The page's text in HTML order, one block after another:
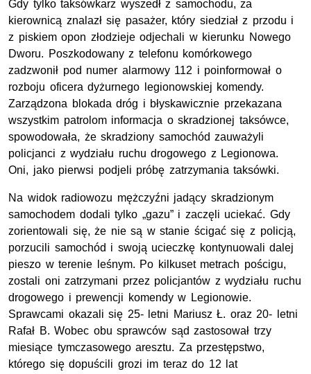
Gdy tylko taksówkarz wyszedł z samochodu, za
kierownicą znalazł się pasażer, który siedział z przodu i
z piskiem opon złodzieje odjechali w kierunku Nowego
Dworu. Poszkodowany z telefonu komórkowego
zadzwonił pod numer alarmowy 112 i poinformował o
rozboju oficera dyżurnego legionowskiej komendy.
Zarządzona blokada dróg i błyskawicznie przekazana
wszystkim patrolom informacja o skradzionej taksówce,
spowodowała, że skradziony samochód zauważyli
policjanci z wydziału ruchu drogowego z Legionowa.
Oni, jako pierwsi podjeli próbę zatrzymania taksówki.
Na widok radiowozu mężczyźni jadący skradzionym
samochodem dodali tylko „gazu” i zaczęli uciekać. Gdy
zorientowali się, że nie są w stanie ścigać się z policją,
porzucili samochód i swoją ucieczkę kontynuowali dalej
pieszo w terenie leśnym. Po kilkuset metrach pościgu,
zostali oni zatrzymani przez policjantów z wydziału ruchu
drogowego i prewencji komendy w Legionowie.
Sprawcami okazali się 25- letni Mariusz Ł. oraz 20- letni
Rafał B. Wobec obu sprawców sąd zastosował trzy
miesiące tymczasowego aresztu. Za przestępstwo,
którego się dopuścili grozi im teraz do 12 lat